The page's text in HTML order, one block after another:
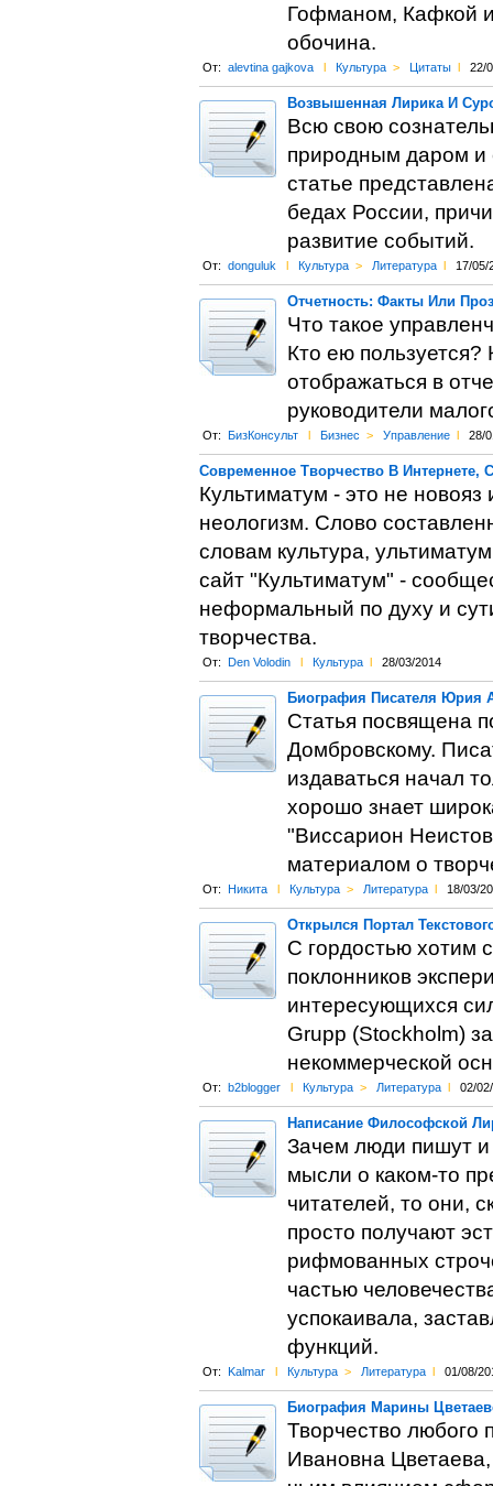
Гофманом, Кафкой
обочина.
От: alevtina gajkova l Культура > Цитаты l 22/
Возвышенная Лирика И
Всю свою
природным даром и
статье
бедах России,
развитие событий.
От: donguluk l Культура > Литература l 17/05/
Отчетность: Факты Или
Что такое
Кто ею
отображаться в
руководители
От: БизКонсульт l Бизнес > Управление l 28/
Современное Творчество В Интернете,
Культиматум - это не новояз
неологизм. Слово
словам культура,
сайт "Культиматум" -
неформальный по духу и
творчества.
От: Den Volodin l Культура l 28/03/2014
Биография Писателя Юрия
Статья посвящена
Домбровскому.
издаваться начал
хорошо знает
"Виссарион
материалом о
От: Никита l Культура > Литература l 18/03/
Открылся Портал
С гордостью хотим
поклонников
интересующихся
Grupp (Stockholm)
некоммерческой
От: b2blogger l Культура > Литература l 02/
Написание Философской
Зачем люди пишут и
мысли о каком-то
читателей, то они,
просто получают
рифмованных
частью
успокаивала,
функций.
От: Kalmar l Культура > Литература l 01/08/
Биография Марины
Творчество любого
Ивановна Цветаева,